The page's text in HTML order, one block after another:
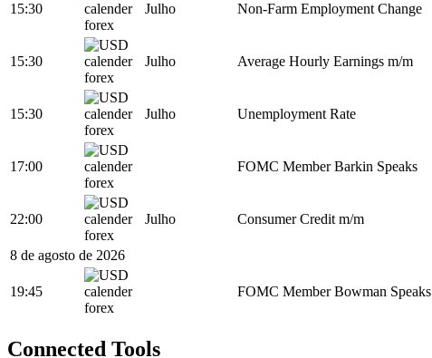
15:30 Julho Non-Farm Employment Change
15:30 Julho Average Hourly Earnings m/m
15:30 Julho Unemployment Rate
17:00 FOMC Member Barkin Speaks
22:00 Julho Consumer Credit m/m
8 de agosto de 2026
19:45 FOMC Member Bowman Speaks
Connected Tools